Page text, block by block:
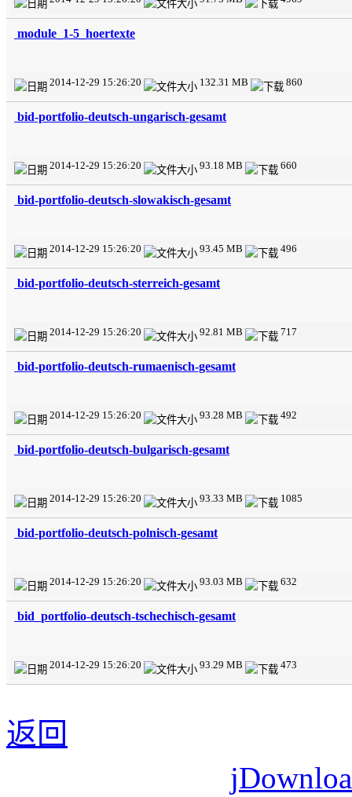
module_1-5_hoertexte
2014-12-29 15:26:20 132.31 MB 860
bid-portfolio-deutsch-ungarisch-gesamt
2014-12-29 15:26:20 93.18 MB 660
bid-portfolio-deutsch-slowakisch-gesamt
2014-12-29 15:26:20 93.45 MB 496
bid-portfolio-deutsch-sterreich-gesamt
2014-12-29 15:26:20 92.81 MB 717
bid-portfolio-deutsch-rumaenisch-gesamt
2014-12-29 15:26:20 93.28 MB 492
bid-portfolio-deutsch-bulgarisch-gesamt
2014-12-29 15:26:20 93.33 MB 1085
bid-portfolio-deutsch-polnisch-gesamt
2014-12-29 15:26:20 93.03 MB 632
bid_portfolio-deutsch-tschechisch-gesamt
2014-12-29 15:26:20 93.29 MB 473
返回